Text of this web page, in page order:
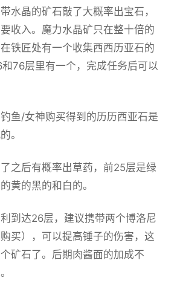
水晶的矿石敲了大概率出宝石，
收入。魔力水晶矿只在整十倍的
铁匠处有一个收集西西历亚石的
76层里有一个，完成任务后可以
鱼/女神购买得到的历历西亚石是
。
之后有概率出草药，前25层是绿
黄的黑的和白的。
到达26层，建议携带两个博洛尼
买），可以提高锤子的伤害，这
矿石了。后期肉酱面的加成不